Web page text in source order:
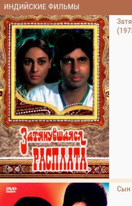
ИНДИЙСКИЕ ФИЛЬМЫ
Сын